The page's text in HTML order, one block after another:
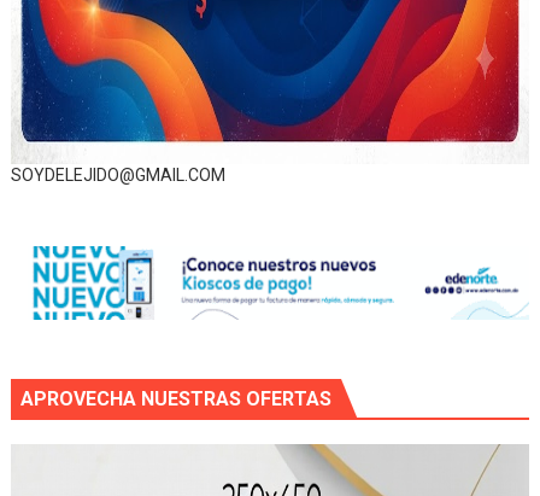
SOYDELEJIDO@GMAIL.COM
APROVECHA NUESTRAS OFERTAS